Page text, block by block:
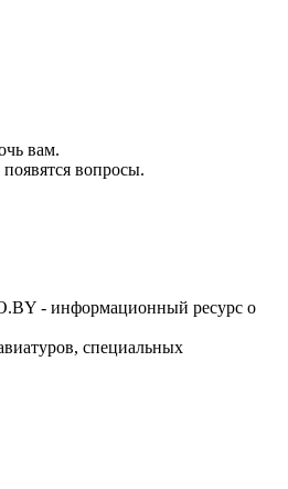
вам.
вопросы.
- информационный ресурс о
специальных